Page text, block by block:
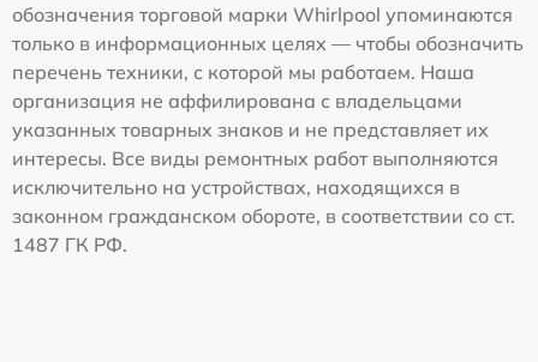
обозначения торговой марки Whirlpool упоминаются
только в информационных целях — чтобы обозначить
перечень техники, с которой мы работаем. Наша
организация не аффилирована с владельцами
указанных товарных знаков и не представляет их
интересы. Все виды ремонтных работ выполняются
исключительно на устройствах, находящихся в
законном гражданском обороте, в соответствии со ст.
1487 ГК РФ.